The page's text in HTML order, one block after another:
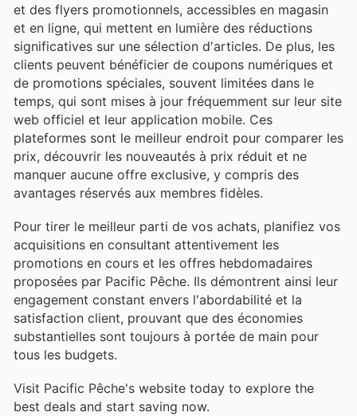
et des flyers promotionnels, accessibles en magasin
et en ligne, qui mettent en lumière des réductions
significatives sur une sélection d'articles. De plus, les
clients peuvent bénéficier de coupons numériques et
de promotions spéciales, souvent limitées dans le
temps, qui sont mises à jour fréquemment sur leur site
web officiel et leur application mobile. Ces
plateformes sont le meilleur endroit pour comparer les
prix, découvrir les nouveautés à prix réduit et ne
manquer aucune offre exclusive, y compris des
avantages réservés aux membres fidèles.
Pour tirer le meilleur parti de vos achats, planifiez vos
acquisitions en consultant attentivement les
promotions en cours et les offres hebdomadaires
proposées par Pacific Pêche. Ils démontrent ainsi leur
engagement constant envers l'abordabilité et la
satisfaction client, prouvant que des économies
substantielles sont toujours à portée de main pour
tous les budgets.
Visit Pacific Pêche's website today to explore the
best deals and start saving now.